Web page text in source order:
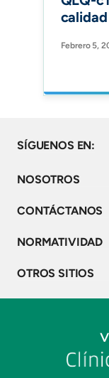
Febrero 5,
SÍGUENOS EN:
NOSOTROS
CONTÁCTANOS
NORMATIVIDAD
OTROS SITIOS